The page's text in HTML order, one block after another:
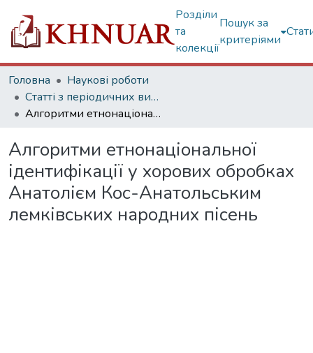
Розділи
та
колекції
Пошук за
критеріями
Головна
Наукові роботи
Статті з періодичних видань
Алгоритми етнонаціональної ідентифікації у хорових обробках Анатолієм Кос-Анатольським лемківських народних пісень
Алгоритми етнонаціональної
ідентифікації у хорових обробках
Анатолієм Кос-Анатольським
лемківських народних пісень